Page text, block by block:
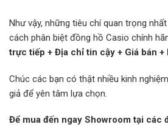
Như vậy, những tiêu chí quan trọng
cách phân biệt đồng hồ Casio chính
trực tiếp + Địa chỉ tin cậy + Giá bán +
Chúc các bạn có thật nhiều kinh
giả để yên tâm lựa chọn.
Để mua đến ngay Showroom tại các